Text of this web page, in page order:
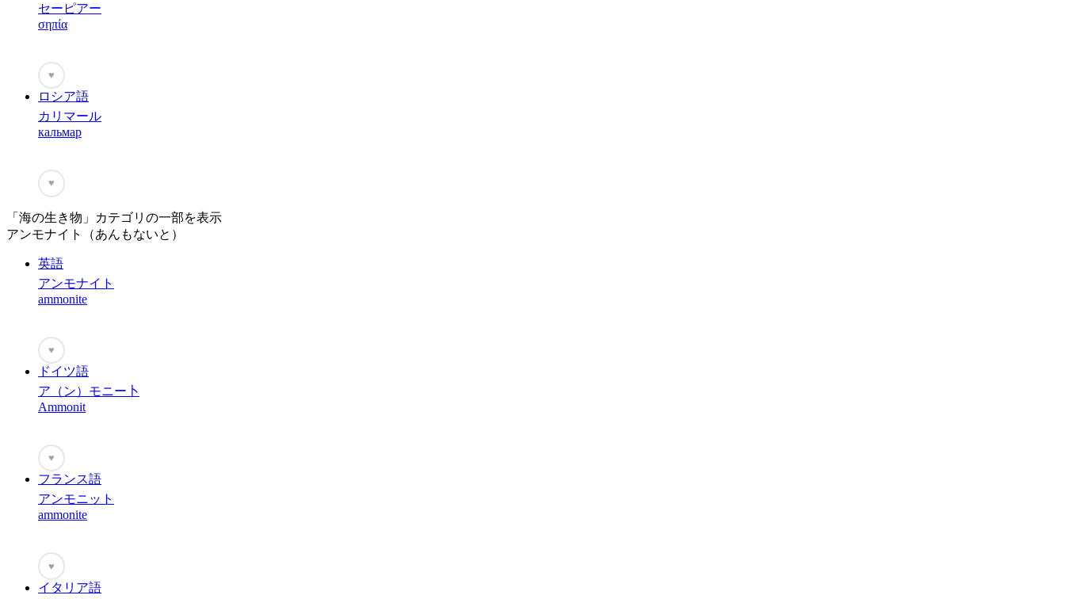
セーピアー
σηπία
♥
ロシア語
カリマール
кальмар
♥
「海の生き物」カテゴリの一部を表示
アンモナイト（あんもないと）
英語
アンモナイト
ammonite
♥
ドイツ語
ア（ン）モニー卜
Ammonit
♥
フランス語
アンモニット
ammonite
♥
イタリア語